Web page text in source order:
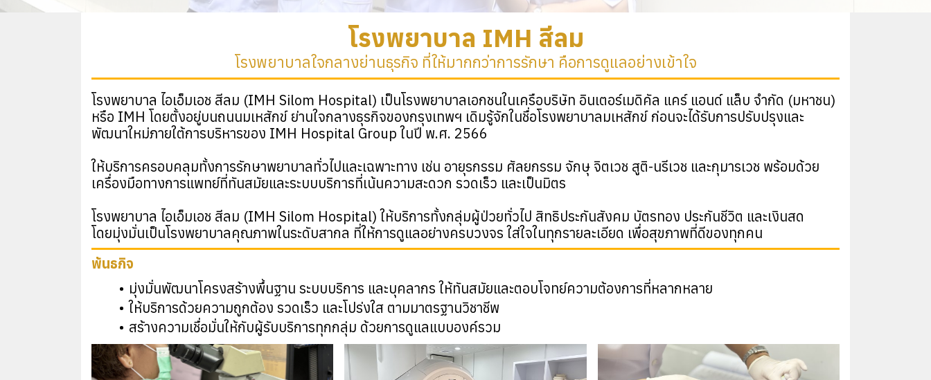
โรงพยาบาล IMH สีลม
โรงพยาบาลใจกลางย่านธุรกิจ ที่ให้มากกว่าการรักษา คือการดูแลอย่างเข้าใจ
โรงพยาบาล ไอเอ็มเอช สีลม (IMH Silom Hospital) เป็นโรงพยาบาลเอกชนในเครือบริษัท อินเตอร์เมดิคัล แคร์ แอนด์ แล็บ จำกัด (มหาชน)
หรือ IMH โดยตั้งอยู่บนถนนมเหสักข์ ย่านใจกลางธุรกิจของกรุงเทพฯ เดิมรู้จักในชื่อโรงพยาบาลมเหสักข์ ก่อนจะได้รับการปรับปรุงและ
พัฒนาใหม่ภายใต้การบริหารของ IMH Hospital Group ในปี พ.ศ. 2566
ให้บริการครอบคลุมทั้งการรักษาพยาบาลทั่วไปและเฉพาะทาง เช่น อายุรกรรม ศัลยกรรม จักษุ จิตเวช สูติ-นรีเวช และกุมารเวช พร้อมด้วย
เครื่องมือทางการแพทย์ที่ทันสมัยและระบบบริการที่เน้นความสะดวก รวดเร็ว และเป็นมิตร
โรงพยาบาล ไอเอ็มเอช สีลม (IMH Silom Hospital) ให้บริการทั้งกลุ่มผู้ป่วยทั่วไป สิทธิประกันสังคม บัตรทอง ประกันชีวิต และเงินสด
โดยมุ่งมั่นเป็นโรงพยาบาลคุณภาพในระดับสากล ที่ให้การดูแลอย่างครบวงจร ใส่ใจในทุกรายละเอียด เพื่อสุขภาพที่ดีของทุกคน
พันธกิจ
มุ่งมั่นพัฒนาโครงสร้างพื้นฐาน ระบบบริการ และบุคลากร ให้ทันสมัยและตอบโจทย์ความต้องการที่หลากหลาย
ให้บริการด้วยความถูกต้อง รวดเร็ว และโปร่งใส ตามมาตรฐานวิชาชีพ
สร้างความเชื่อมั่นให้กับผู้รับบริการทุกกลุ่ม ด้วยการดูแลแบบองค์รวม